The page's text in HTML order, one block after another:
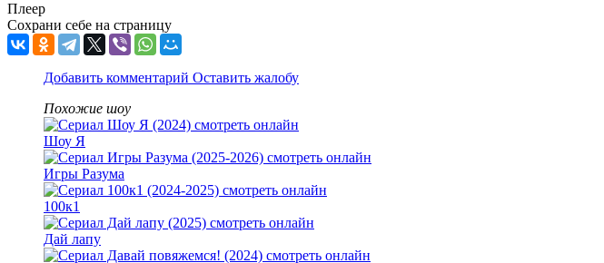
Плеер
Сохрани себе на страницу
Добавить комментарий Оставить жалобу
Похожие шоу
Шоу Я
Игры Разума
100к1
Дай лапу